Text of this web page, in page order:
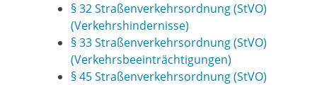
§ 32 Straßenverkehrsordnung (StVO)
(Verkehrshindernisse)
§ 33 Straßenverkehrsordnung (StVO)
(Verkehrsbeeinträchtigungen)
§ 45 Straßenverkehrsordnung (StVO)